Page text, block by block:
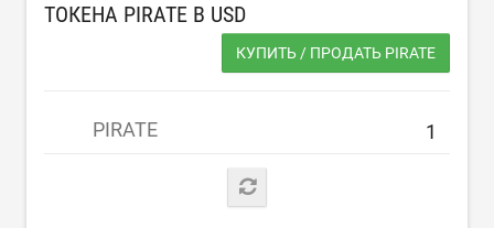
ТОКЕНА PIRATE В USD
КУПИТЬ / ПРОДАТЬ PIRATE
PIRATE